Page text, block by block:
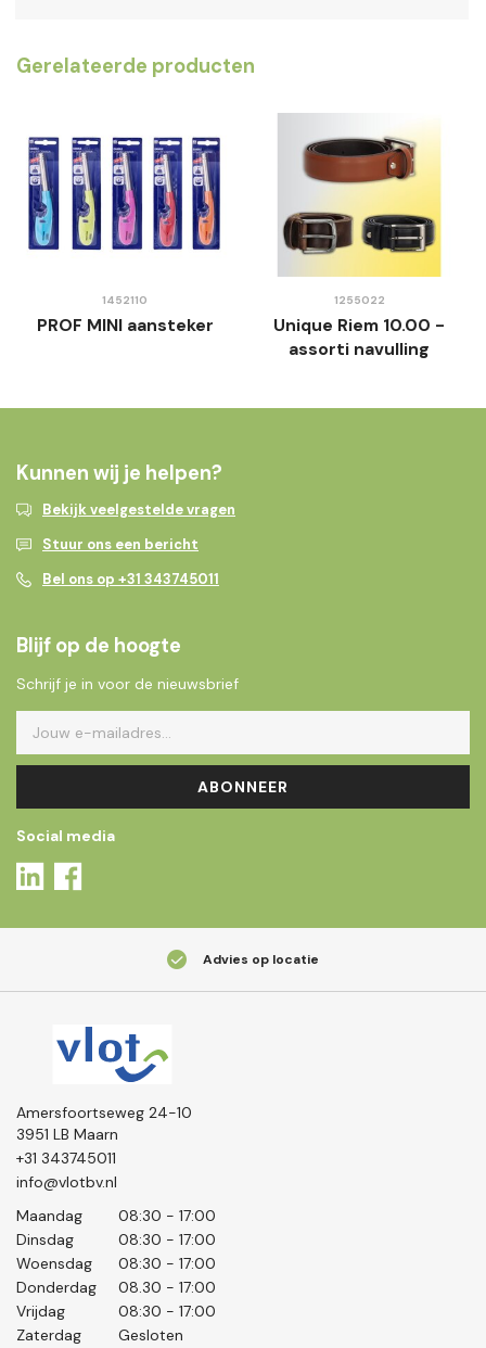
Gerelateerde producten
1452110
PROF MINI aansteker
1255022
Unique Riem 10.00 -
assorti navulling
Kunnen wij je helpen?
Bekijk veelgestelde vragen
Stuur ons een bericht
Bel ons op +31 343745011
Blijf op de hoogte
Schrijf je in voor de nieuwsbrief
ABONNEER
Social media
Advies op locatie
Amersfoortseweg 24-10
3951 LB Maarn
+31 343745011
info@vlotbv.nl
Maandag
08:30 - 17:00
Dinsdag
08:30 - 17:00
Woensdag
08:30 - 17:00
Donderdag
08.30 - 17:00
Vrijdag
08:30 - 17:00
Zaterdag
Gesloten